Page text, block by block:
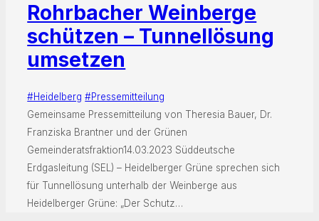
Rohrbacher Weinberge
schützen – Tunnellösung
umsetzen
#Heidelberg #Pressemitteilung
Gemeinsame Pressemitteilung von Theresia Bauer, Dr.
Franziska Brantner und der Grünen
Gemeinderatsfraktion14.03.2023 Süddeutsche
Erdgasleitung (SEL) – Heidelberger Grüne sprechen sich
für Tunnellösung unterhalb der Weinberge aus
Heidelberger Grüne: „Der Schutz…